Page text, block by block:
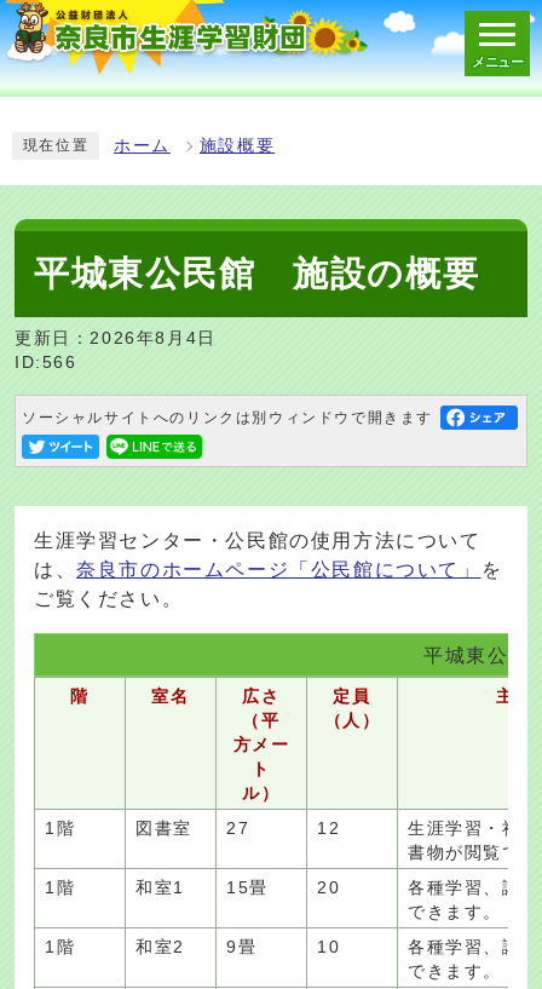
メニュー
現在位置 ホーム 施設概要
平城東公民館 施設の概要
更新日：2026年8月4日
ID:566
ソーシャルサイトへのリンクは別ウィンドウで開きます
生涯学習センター・公民館の使用方法について
は、奈良市のホームページ「公民館について」
を
ご覧ください。
平城東公民
階 室名
広さ
（平
方メー
ト
ル）
定員
（人）
主な
1階 図書室 27 12
生涯学習・社
書物が閲覧で
1階
和室1 15畳 20
各種学習、講
できます。（
1階
和室2 9畳 10
各種学習、講
できます。（